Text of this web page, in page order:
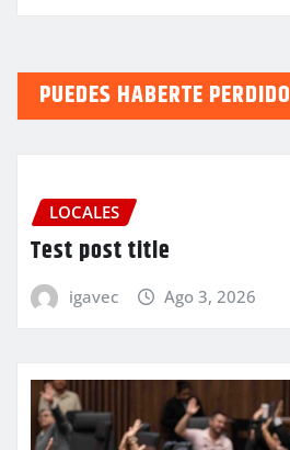
PUEDES HABERTE PERDIDO
LOCALES
Test post title
igavec Ago 3, 2026